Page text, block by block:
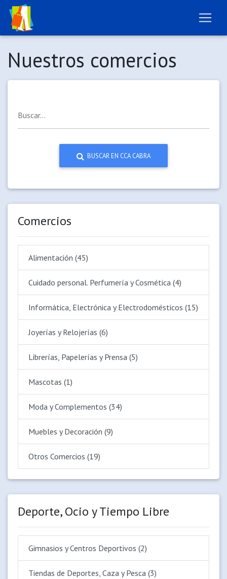
Nuestros comercios
Buscar...
BUSCAR EN CCA CABRA
Comercios
Alimentación (45)
Cuidado personal. Perfumería y Cosmética (4)
Informática, Electrónica y Electrodomésticos (15)
Joyerías y Relojerías (6)
Librerías, Papelerías y Prensa (5)
Mascotas (1)
Moda y Complementos (34)
Muebles y Decoración (9)
Otros Comercios (19)
Deporte, Ocio y Tiempo Libre
Gimnasios y Centros Deportivos (2)
Tiendas de Deportes, Caza y Pesca (3)